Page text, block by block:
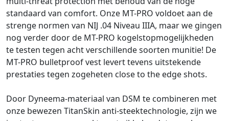
standaard van comfort. Onze MT-PRO voldoet aan de
strenge normen van NIJ .04 Niveau IIIA, maar we gingen
nog verder door de MT-PRO kogelstopmogelijkheden
te testen tegen acht verschillende soorten munitie! De
MT-PRO bulletproof vest levert tevens uitstekende
prestaties tegen zogeheten close to the edge shots.
Door Dyneema-materiaal van DSM te combineren met
onze bewezen TitanSkin anti-steektechnologie, zijn we